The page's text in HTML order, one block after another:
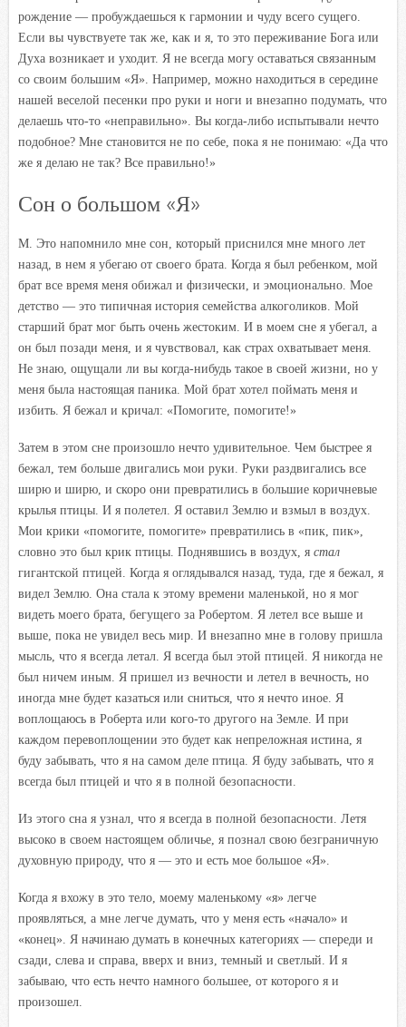
рождение — пробуждаешься к гармонии и чуду всего сущего.
Если вы чувствуете так же, как и я, то это переживание Бога или
Духа возникает и уходит. Я не всегда могу оставаться связанным
со своим большим «Я». Например, можно находиться в середине
нашей веселой песенки про руки и ноги и внезапно подумать, что
делаешь что-то «неправильно». Вы когда-либо испытывали нечто
подобное? Мне становится не по себе, пока я не понимаю: «Да что
же я делаю не так? Все правильно!»
Сон о большом «Я»
М. Это напомнило мне сон, который приснился мне много лет
назад, в нем я убегаю от своего брата. Когда я был ребенком, мой
брат все время меня обижал и физически, и эмоционально. Мое
детство — это типичная история семейства алкоголиков. Мой
старший брат мог быть очень жестоким. И в моем сне я убегал, а
он был позади меня, и я чувствовал, как страх охватывает меня.
Не знаю, ощущали ли вы когда-нибудь такое в своей жизни, но у
меня была настоящая паника. Мой брат хотел поймать меня и
избить. Я бежал и кричал: «Помогите, помогите!»
Затем в этом сне произошло нечто удивительное. Чем быстрее я
бежал, тем больше двигались мои руки. Руки раздвигались все
ширю и ширю, и скоро они превратились в большие коричневые
крылья птицы. И я полетел. Я оставил Землю и взмыл в воздух.
Мои крики «помогите, помогите» превратились в «пик, пик»,
словно это был крик птицы. Поднявшись в воздух, я стал
гигантской птицей. Когда я оглядывался назад, туда, где я бежал, я
видел Землю. Она стала к этому времени маленькой, но я мог
видеть моего брата, бегущего за Робертом. Я летел все выше и
выше, пока не увидел весь мир. И внезапно мне в голову пришла
мысль, что я всегда летал. Я всегда был этой птицей. Я никогда не
был ничем иным. Я пришел из вечности и летел в вечность, но
иногда мне будет казаться или сниться, что я нечто иное. Я
воплощаюсь в Роберта или кого-то другого на Земле. И при
каждом перевоплощении это будет как непреложная истина, я
буду забывать, что я на самом деле птица. Я буду забывать, что я
всегда был птицей и что я в полной безопасности.
Из этого сна я узнал, что я всегда в полной безопасности. Летя
высоко в своем настоящем обличье, я познал свою безграничную
духовную природу, что я — это и есть мое большое «Я».
Когда я вхожу в это тело, моему маленькому «я» легче
проявляться, а мне легче думать, что у меня есть «начало» и
«конец». Я начинаю думать в конечных категориях — спереди и
сзади, слева и справа, вверх и вниз, темный и светлый. И я
забываю, что есть нечто намного большее, от которого я и
произошел.